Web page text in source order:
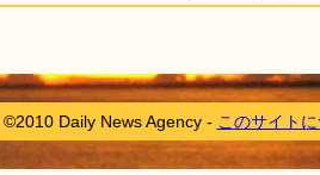
©2010 Daily News Agency - このサイト